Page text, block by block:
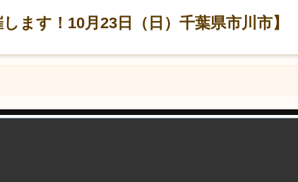
ます！10月23日（日）千葉県市川市】